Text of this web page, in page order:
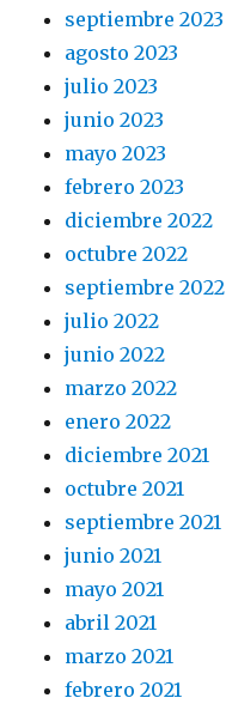
septiembre 2023
agosto 2023
julio 2023
junio 2023
mayo 2023
febrero 2023
diciembre 2022
octubre 2022
septiembre 2022
julio 2022
junio 2022
marzo 2022
enero 2022
diciembre 2021
octubre 2021
septiembre 2021
junio 2021
mayo 2021
abril 2021
marzo 2021
febrero 2021